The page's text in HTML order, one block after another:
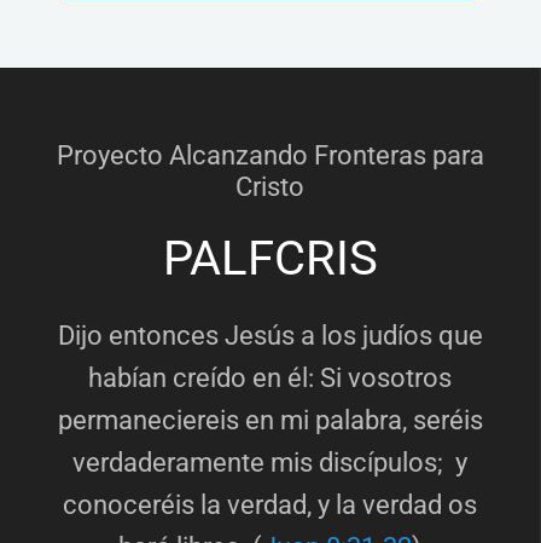
Proyecto Alcanzando Fronteras para
Cristo
PALFCRIS
Dijo entonces Jesús a los judíos que
habían creído en él: Si vosotros
permaneciereis en mi palabra, seréis
verdaderamente mis discípulos; y
conoceréis la verdad, y la verdad os